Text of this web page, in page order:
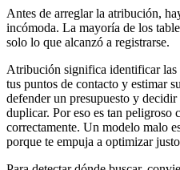
Antes de arreglar la atribución,
incómoda. La mayoría de los
solo lo que alcanzó a registrarse.
Atribución significa identificar las
tus puntos de contacto y estimar
defender un presupuesto y
duplicar. Por eso es tan peligroso
correctamente. Un modelo malo
porque te empuja a optimizar